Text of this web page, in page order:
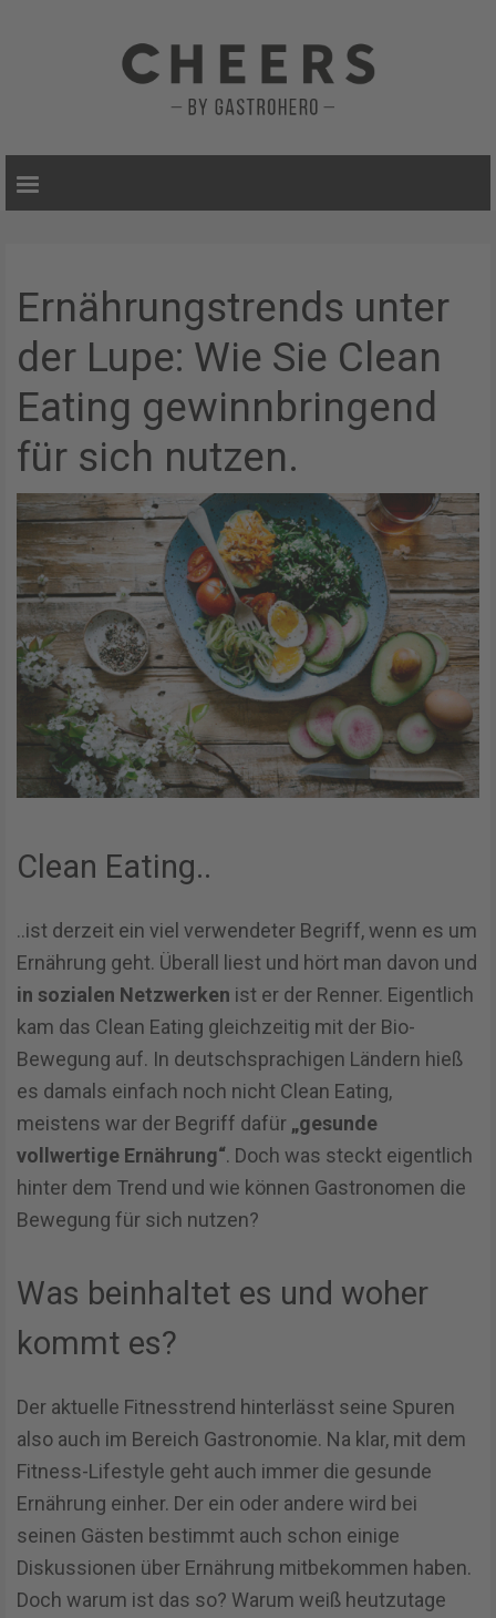
Ernährungstrends unter
der Lupe: Wie Sie Clean
Eating gewinnbringend
für sich nutzen.
Clean Eating..
..ist derzeit ein viel verwendeter Begriff, wenn es um
Ernährung geht. Überall liest und hört man davon und
in sozialen Netzwerken ist er der Renner. Eigentlich
kam das Clean Eating gleichzeitig mit der Bio-
Bewegung auf. In deutschsprachigen Ländern hieß
es damals einfach noch nicht Clean Eating,
meistens war der Begriff dafür „gesunde
vollwertige Ernährung“. Doch was steckt eigentlich
hinter dem Trend und wie können Gastronomen die
Bewegung für sich nutzen?
Was beinhaltet es und woher
kommt es?
Der aktuelle Fitnesstrend hinterlässt seine Spuren
also auch im Bereich Gastronomie. Na klar, mit dem
Fitness-Lifestyle geht auch immer die gesunde
Ernährung einher. Der ein oder andere wird bei
seinen Gästen bestimmt auch schon einige
Diskussionen über Ernährung mitbekommen haben.
Doch warum ist das so? Warum weiß heutzutage